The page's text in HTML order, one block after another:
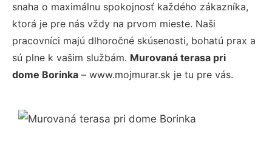
snaha o maximálnu spokojnosť každého zákazníka,
ktorá je pre nás vždy na prvom mieste. Naši
pracovníci majú dlhoročné skúsenosti, bohatú prax a
sú plne k vašim službám. Murovaná terasa pri
dome Borinka – www.mojmurar.sk je tu pre vás.